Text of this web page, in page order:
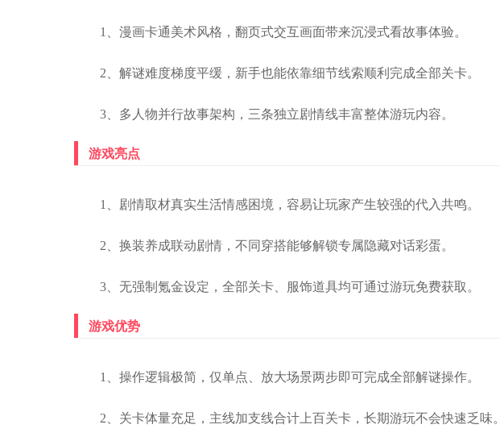
1、漫画卡通美术风格，翻页式交互画面带来沉浸式看故事体验。
2、解谜难度梯度平缓，新手也能依靠细节线索顺利完成全部关卡。
3、多人物并行故事架构，三条独立剧情线丰富整体游玩内容。
游戏亮点
1、剧情取材真实生活情感困境，容易让玩家产生较强的代入共鸣。
2、换装养成联动剧情，不同穿搭能够解锁专属隐藏对话彩蛋。
3、无强制氪金设定，全部关卡、服饰道具均可通过游玩免费获取。
游戏优势
1、操作逻辑极简，仅单点、放大场景两步即可完成全部解谜操作。
2、关卡体量充足，主线加支线合计上百关卡，长期游玩不会快速乏味。